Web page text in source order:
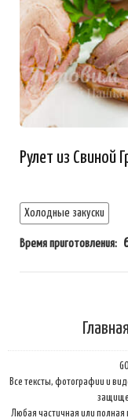
Рулет из Свиной
Холодные закуски
Время приготовления:
Главная
Все тексты, фотографии и
Любая частичная или